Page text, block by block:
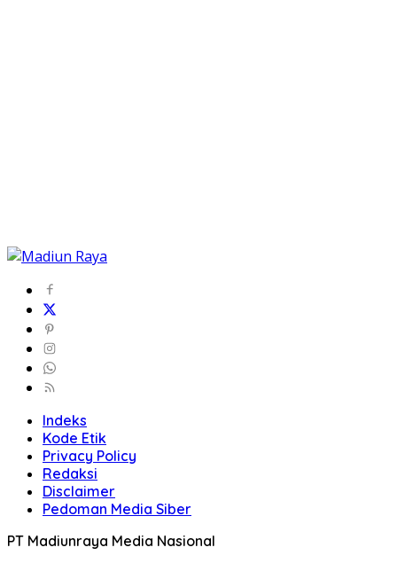
Indeks
Kode Etik
Privacy Policy
Redaksi
Disclaimer
Pedoman Media Siber
PT Madiunraya Media Nasional